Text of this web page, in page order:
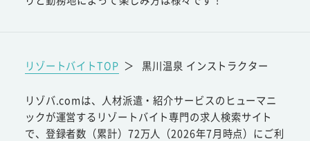
リゾートバイトTOP ＞ 黒川温泉 インストラクター
リゾバ.comは、人材派遣・紹介サービスのヒューマニ
ックが運営するリゾートバイト専門の求人検索サイト
で、登録者数（累計）72万人（2026年7月時点）にご利